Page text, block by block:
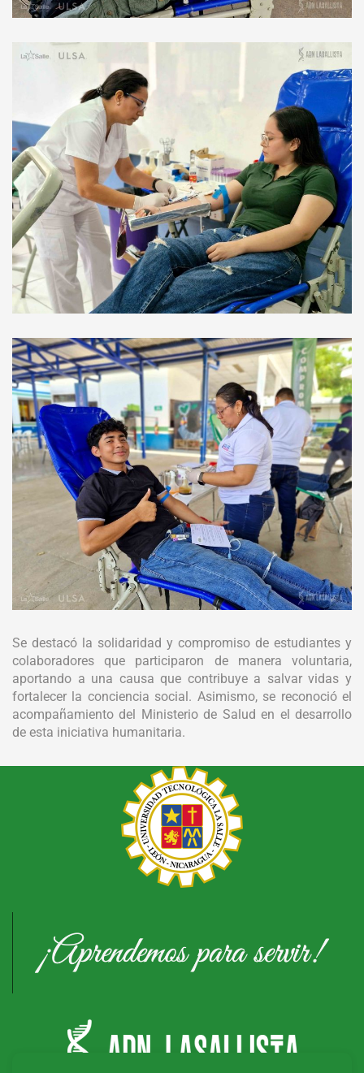
Se destacó la solidaridad y compromiso de estudiantes y
colaboradores que participaron de manera voluntaria,
aportando a una causa que contribuye a salvar vidas y
fortalecer la conciencia social. Asimismo, se reconoció el
acompañamiento del Ministerio de Salud en el desarrollo
de esta iniciativa humanitaria.